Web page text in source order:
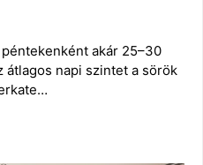
akár 25–30
átlagos napi szintet a sörök